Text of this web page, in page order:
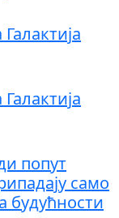
попут
само
будућности